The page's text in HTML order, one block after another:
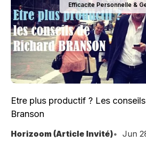
Efficacite Personnelle &
Etre plus productif ? Les
Branson
Horizoom (Article Invité)
Jun